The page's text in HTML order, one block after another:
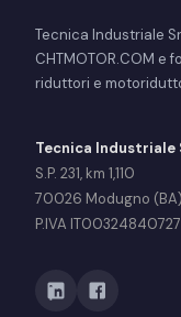
Tecnica Industriale
CHTMOTOR.COM e
riduttori e
Tecnica Industriale
S.P. 231, km 1,110
70026 Modugno
P.IVA IT00324840727